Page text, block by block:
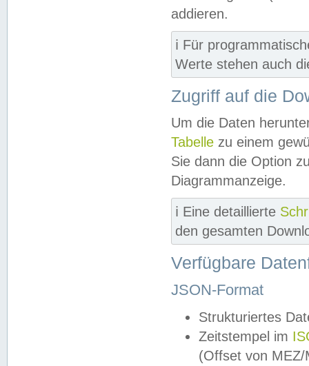
addieren.
ℹ️ Für
Werte stehen auch
Zugriff auf die
Um die Daten
Tabelle zu einem
Sie dann die Option
Diagrammanzeige.
ℹ️ Eine detaillierte
den gesamten
Verfügbare
JSON-Format
Strukturiertes
Zeitstempel im
(Offset von MEZ/